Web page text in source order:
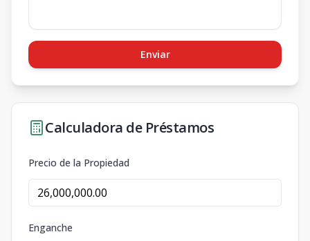
Enviar
Calculadora de Préstamos
Precio de la Propiedad
Enganche